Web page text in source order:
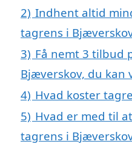
2) Indhent altid
tagrens i
3) Få nemt 3 tilbud
Bjæverskov, du kan
4) Hvad koster
5) Hvad er med til
tagrens i